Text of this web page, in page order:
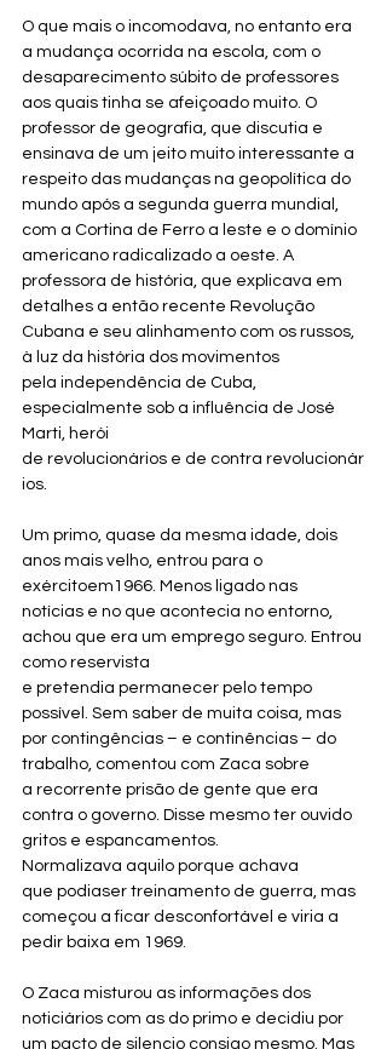
O que mais o incomodava, no entanto era
a mudança ocorrida na escola, com o
desaparecimento súbito de professores
aos quais tinha se afeiçoado muito. O
professor de geografia, que discutia e
ensinava de um jeito muito interessante a
respeito das mudanças na geopolítica do
mundo após a segunda guerra mundial,
com a Cortina de Ferro a leste e o domínio
americano radicalizado a oeste. A
professora de história, que explicava em
detalhes a então recente Revolução
Cubana e seu alinhamento com os russos,
à luz da história dos movimentos
pela independência de Cuba,
especialmente sob a influência de José
Marti, herói
de revolucionários e de contra revolucionár
ios.
Um primo, quase da mesma idade, dois
anos mais velho, entrou para o
exércitoem1966. Menos ligado nas
notícias e no que acontecia no entorno,
achou que era um emprego seguro. Entrou
como reservista
e pretendia permanecer pelo tempo
possível. Sem saber de muita coisa, mas
por contingências – e continências – do
trabalho, comentou com Zaca sobre
a recorrente prisão de gente que era
contra o governo. Disse mesmo ter ouvido
gritos e espancamentos.
Normalizava aquilo porque achava
que podiaser treinamento de guerra, mas
começou a ficar desconfortável e viria a
pedir baixa em 1969.
O Zaca misturou as informações dos
noticiários com as do primo e decidiu por
um pacto de silencio consigo mesmo. Mas